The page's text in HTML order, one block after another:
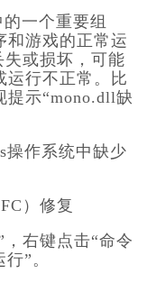
一个重要组
和游戏的正常运
或损坏，可能
运行不正常。比
提示“mono.dll缺
操作系统中缺少
）修复
右键点击“命令
”。